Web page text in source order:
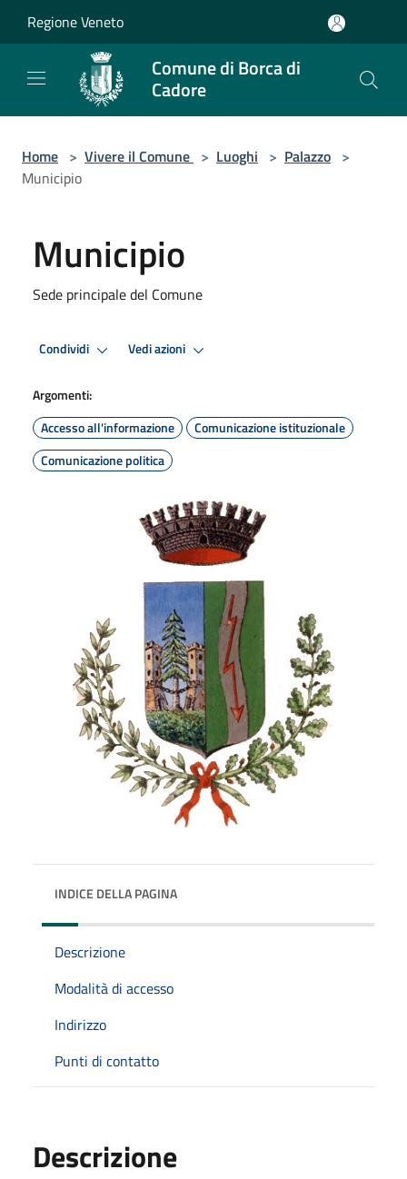
Regione Veneto
Comune di Borca di
Cadore
Home > Vivere il Comune > Luoghi > Palazzo >
Municipio
Municipio
Sede principale del Comune
Condividi Vedi azioni
Argomenti:
Accesso all'informazione
Comunicazione istituzionale
Comunicazione politica
INDICE DELLA PAGINA
Descrizione
Modalità di accesso
Indirizzo
Punti di contatto
Descrizione